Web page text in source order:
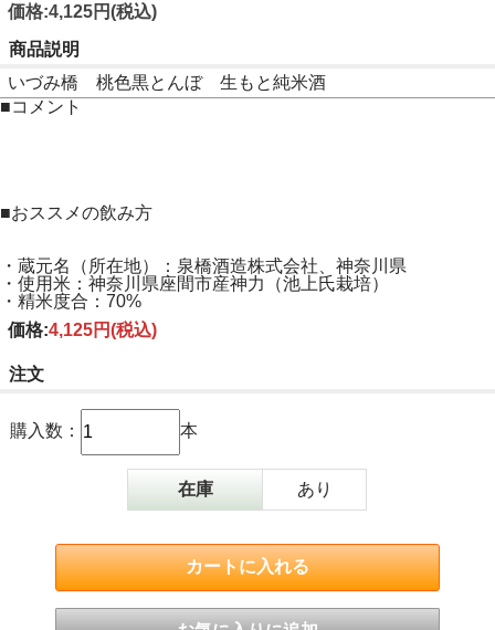
価格:4,125円(税込)
商品説明
いづみ橋 桃色黒とんぼ 生もと純米酒
■コメント
■おススメの飲み方
・蔵元名（所在地）：泉橋酒造株式会社、神奈川県
・使用米：神奈川県座間市産神力（池上氏栽培）
・精米度合：70%
価格:4,125円(税込)
注文
購入数： 本
在庫 あり